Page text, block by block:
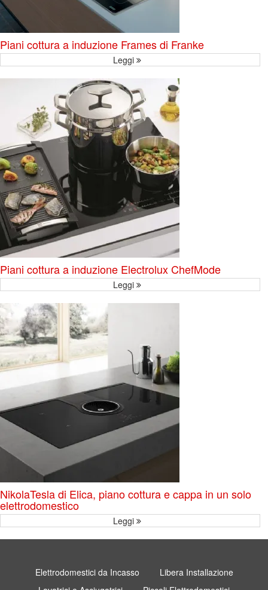
Piani cottura a induzione Frames di Franke
Leggi
Piani cottura a induzione Electrolux ChefMode
Leggi
NikolaTesla di Elica, piano cottura e cappa in un solo
elettrodomestico
Leggi
Elettrodomestici da Incasso
Libera Installazione